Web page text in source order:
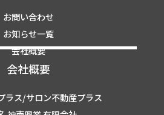
お問い合わせ
お知らせ一覧
会社概要
会社概要
ラス/サロン不動産プラス